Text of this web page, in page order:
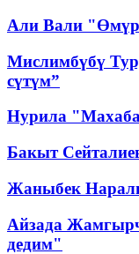
Али Вали
Мислимбүбү
сүтүм”
Нурила
Бакыт
Жаныбек
Айзада
дедим"